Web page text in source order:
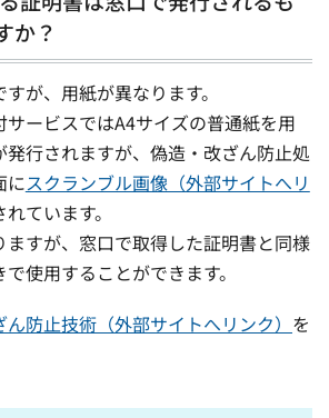
か？
が、用紙が異なります。
サービスではA4サイズの普通紙を用
発行されますが、偽造・改ざん防止処
にスクランブル画像（外部サイトへリ
ています。
ますが、窓口で取得した証明書と同様
使用することができます。
防止技術（外部サイトへリンク） を